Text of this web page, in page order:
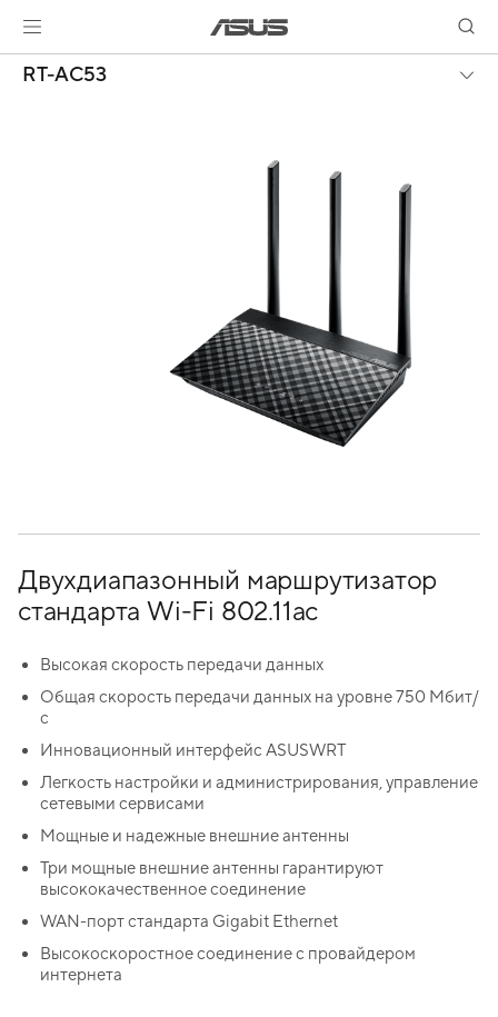
RT-AC53
Двухдиапазонный маршрутизатор
стандарта Wi-Fi 802.11ac
Высокая скорость передачи данных
Общая скорость передачи данных на уровне 750 Мбит/
с
Инновационный интерфейс ASUSWRT
Легкость настройки и администрирования, управление
сетевыми сервисами
Мощные и надежные внешние антенны
Три мощные внешние антенны гарантируют
высококачественное соединение
WAN-порт стандарта Gigabit Ethernet
Высокоскоростное соединение с провайдером
интернета